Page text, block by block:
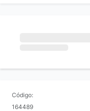
Código:
164489